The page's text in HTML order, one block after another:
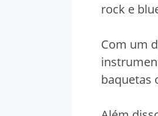
rock e
Com um
baquetas